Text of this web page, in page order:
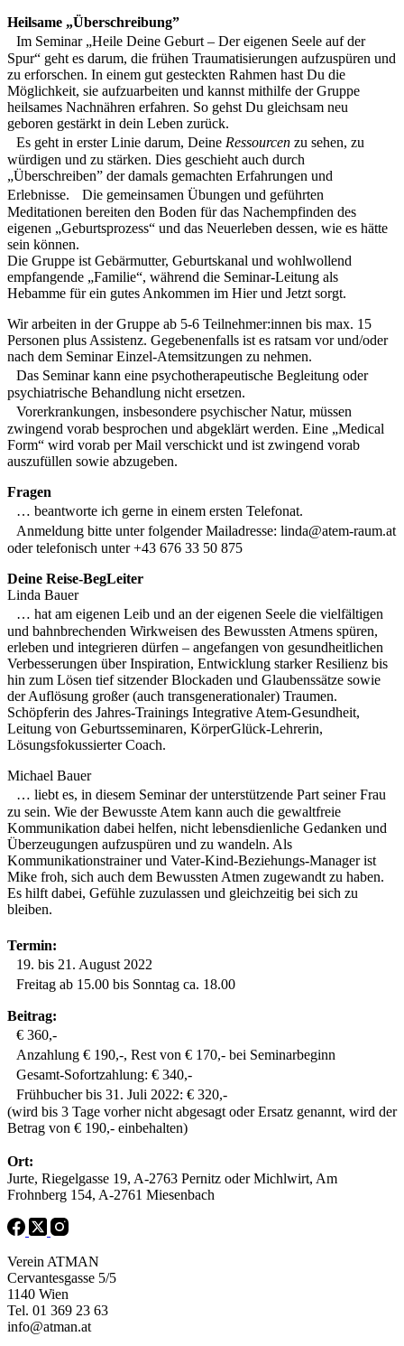
Heilsame „Überschreibung”
Im Seminar „Heile Deine Geburt – Der eigenen Seele auf der
Spur“ geht es darum, die frühen Traumatisierungen aufzuspüren und
zu erforschen. In einem gut gesteckten Rahmen hast Du die
Möglichkeit, sie aufzuarbeiten und kannst mithilfe der Gruppe
heilsames Nachnähren erfahren. So gehst Du gleichsam neu
geboren gestärkt in dein Leben zurück.
Es geht in erster Linie darum, Deine Ressourcen zu sehen, zu
würdigen und zu stärken. Dies geschieht auch durch
„Überschreiben” der damals gemachten Erfahrungen und
Erlebnisse. Die gemeinsamen Übungen und geführten
Meditationen bereiten den Boden für das Nachempfinden des
eigenen „Geburtsprozess“ und das Neuerleben dessen, wie es hätte
sein können.
Die Gruppe ist Gebärmutter, Geburtskanal und wohlwollend
empfangende „Familie“, während die Seminar-Leitung als
Hebamme für ein gutes Ankommen im Hier und Jetzt sorgt.
Wir arbeiten in der Gruppe ab 5-6 Teilnehmer:innen bis max. 15
Personen plus Assistenz. Gegebenenfalls ist es ratsam vor und/oder
nach dem Seminar Einzel-Atemsitzungen zu nehmen.
Das Seminar kann eine psychotherapeutische Begleitung oder
psychiatrische Behandlung nicht ersetzen.
Vorerkrankungen, insbesondere psychischer Natur, müssen
zwingend vorab besprochen und abgeklärt werden. Eine „Medical
Form“ wird vorab per Mail verschickt und ist zwingend vorab
auszufüllen sowie abzugeben.
Fragen
… beantworte ich gerne in einem ersten Telefonat.
Anmeldung bitte unter folgender Mailadresse: linda@atem-raum.at
oder telefonisch unter +43 676 33 50 875
Deine Reise-BegLeiter
Linda Bauer
… hat am eigenen Leib und an der eigenen Seele die vielfältigen
und bahnbrechenden Wirkweisen des Bewussten Atmens spüren,
erleben und integrieren dürfen – angefangen von gesundheitlichen
Verbesserungen über Inspiration, Entwicklung starker Resilienz bis
hin zum Lösen tief sitzender Blockaden und Glaubenssätze sowie
der Auflösung großer (auch transgenerationaler) Traumen.
Schöpferin des Jahres-Trainings Integrative Atem-Gesundheit,
Leitung von Geburtsseminaren, KörperGlück-Lehrerin,
Lösungsfokussierter Coach.
Michael Bauer
… liebt es, in diesem Seminar der unterstützende Part seiner Frau
zu sein. Wie der Bewusste Atem kann auch die gewaltfreie
Kommunikation dabei helfen, nicht lebensdienliche Gedanken und
Überzeugungen aufzuspüren und zu wandeln. Als
Kommunikationstrainer und Vater-Kind-Beziehungs-Manager ist
Mike froh, sich auch dem Bewussten Atmen zugewandt zu haben.
Es hilft dabei, Gefühle zuzulassen und gleichzeitig bei sich zu
bleiben.
Termin:
19. bis 21. August 2022
Freitag ab 15.00 bis Sonntag ca. 18.00
Beitrag:
€ 360,-
Anzahlung € 190,-, Rest von € 170,- bei Seminarbeginn
Gesamt-Sofortzahlung: € 340,-
Frühbucher bis 31. Juli 2022: € 320,-
(wird bis 3 Tage vorher nicht abgesagt oder Ersatz genannt, wird der
Betrag von € 190,- einbehalten)
Ort:
Jurte, Riegelgasse 19, A-2763 Pernitz oder Michlwirt, Am
Frohnberg 154, A-2761 Miesenbach
Verein ATMAN
Cervantesgasse 5/5
1140 Wien
Tel. 01 369 23 63
info@atman.at